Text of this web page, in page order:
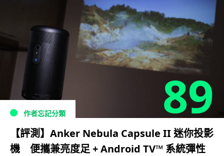
89
作者忘記分類
【評測】Anker Nebula Capsule II 迷你投影
機 便攜兼亮度足 + Android TV™ 系統彈性